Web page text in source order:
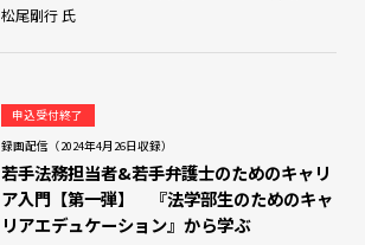
松尾剛行 氏
申込受付終了
録画配信（2024年4月26日収録）
若手法務担当者&若手弁護士のためのキャリ
ア入門【第一弾】 『法学部生のためのキャ
リアエデュケーション』から学ぶ